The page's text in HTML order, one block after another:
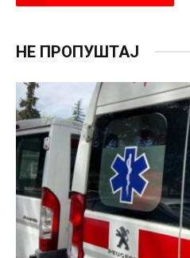
НЕ ПРОПУШТАЈ